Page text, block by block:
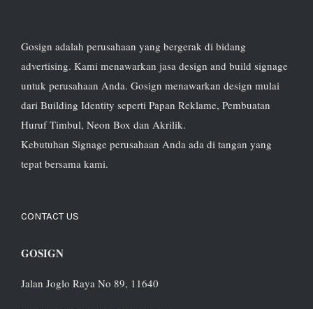
Gosign adalah perusahaan yang bergerak di bidang
advertising. Kami menawarkan jasa design and build signage
untuk perusahaan Anda. Gosign menawarkan design mulai
dari Building Identity seperti Papan Reklame, Pembuatan
Huruf Timbul, Neon Box dan Akrilik.
Kebutuhan Signage perusahaan Anda ada di tangan yang
tepat bersama kami.
CONTACT US
GOSIGN
Jalan Joglo Raya No 89, 11640